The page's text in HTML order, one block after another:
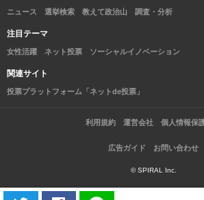
ニュース 選挙検索 教えて政治山 調査・分析
注目テーマ
女性活躍 ネット投票 ソーシャルイノベーション
関連サイト
投票プラットフォーム「ネットde投票」
利用規約 運営会社 個人情報保
広告ガイド お問い合わせ
© SPIRAL Inc.